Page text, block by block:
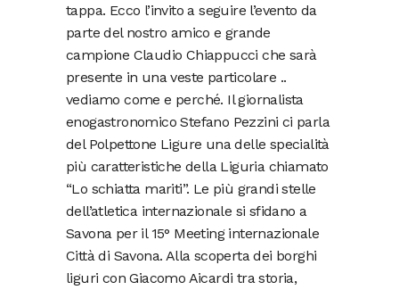
tappa. Ecco l’invito a seguire l’evento da
parte del nostro amico e grande
campione Claudio Chiappucci che sarà
presente in una veste particolare ..
vediamo come e perché. Il giornalista
enogastronomico Stefano Pezzini ci parla
del Polpettone Ligure una delle specialità
più caratteristiche della Liguria chiamato
“Lo schiatta mariti”. Le più grandi stelle
dell’atletica internazionale si sfidano a
Savona per il 15° Meeting internazionale
Città di Savona. Alla scoperta dei borghi
liguri con Giacomo Aicardi tra storia,